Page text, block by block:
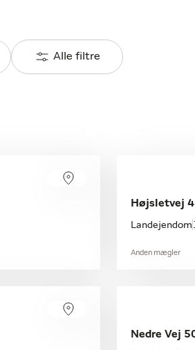
Alle filtre
Højsletvej
Landejendom
Anden mægler
Nedre Vej